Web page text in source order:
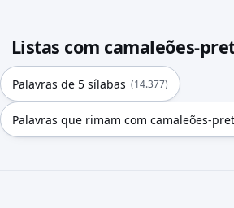
Listas com camaleões-
Palavras de 5 sílabas (14.377)
Palavras que rimam com camaleões-